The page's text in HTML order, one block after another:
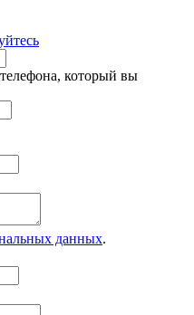
который вы
данных.